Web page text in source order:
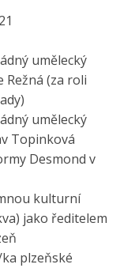
umělecký
Režná (za roli
umělecký
Topinková
Desmond v
kulturní
jako ředitelem
plzeňské